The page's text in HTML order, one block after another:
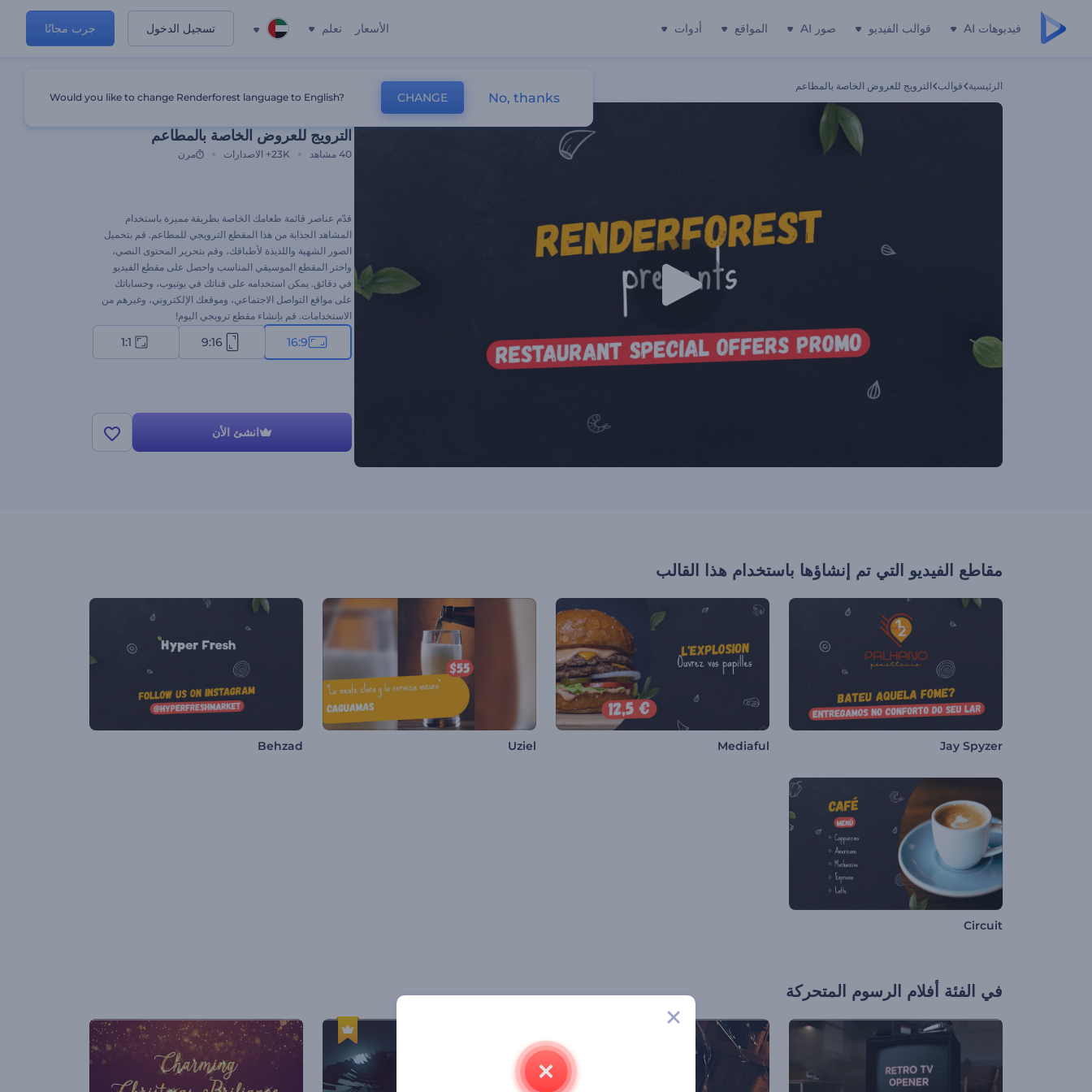
فيديوهات AI قوالب الفيديو صور AI المواقع أدوات الأسعار تعلم تسجيل الدخول جرب مجانًا
الرئيسية قوالب الترويج للعروض الخاصة بالمطاعم
الترويج للعروض الخاصة بالمطاعم
40 مشاهد 23K+ الاصدارات مرن
قدّم عناصر قائمة طعامك الخاصة بطريقة مميزة باستخدام
المشاهد الجذابة من هذا المقطع الترويجي للمطاعم. قم بتحميل
الصور الشهية واللذيذة لأطباقك، وقم بتحرير المحتوى النصي،
واختر المقطع الموسيقي المناسب واحصل على مقطع الفيديو
في دقائق. يمكن استخدامه على قناتك في يوتيوب، وحساباتك
على مواقع التواصل الاجتماعي، وموقعك الإلكتروني، وغيرهم من
الاستخدامات. قم بإنشاء مقطع ترويجي اليوم!
16:9
9:16
1:1
انشئ الأن
مقاطع الفيديو التي تم إنشاؤها باستخدام هذا القالب
Jay Spyzer
Mediaful
Uziel
Behzad
Circuit
في الفئة أفلام الرسوم المتحركة
Would you like to change Renderforest language to English? CHANGE No, thanks